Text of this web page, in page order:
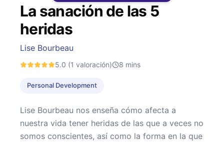
La sanación de las 5
heridas
Lise Bourbeau
5.0 (1 valoración) 8 mins
Personal Development
Lise Bourbeau nos enseña cómo afecta a
nuestra vida tener heridas de las que a veces no
somos conscientes, así como la forma en la que